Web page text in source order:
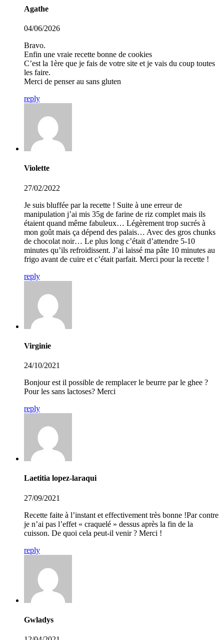
Agathe
04/06/2026
Bravo.
Enfin une vraie recette bonne de cookies
C’est la 1ère que je fais de votre site et je vais du coup toutes
les faire.
Merci de penser au sans gluten
reply
Violette
27/02/2022
Je suis bluffée par la recette ! Suite à une erreur de
manipulation j’ai mis 35g de farine de riz complet mais ils
étaient quand même fabuleux… Légèrement trop sucrés à
mon goût mais ça dépend des palais… Avec des gros chunks
de chocolat noir… Le plus long c’était d’attendre 5-10
minutes qu’ils refroidissent. J’ai laissé ma pâte 10 minutes au
frigo avant de cuire et c’était parfait. Merci pour la recette !
reply
Virginie
24/10/2021
Bonjour est il possible de remplacer le beurre par le ghee ?
Pour les sans lactoses? Merci
reply
Laetitia lopez-laraqui
27/09/2021
Recette faite à l’instant et effectivement très bonne !Par contre
je n’ai pas l’effet « craquelé » dessus après la fin de la
cuisson. De quoi cela peut-il venir ? Merci !
reply
Gwladys